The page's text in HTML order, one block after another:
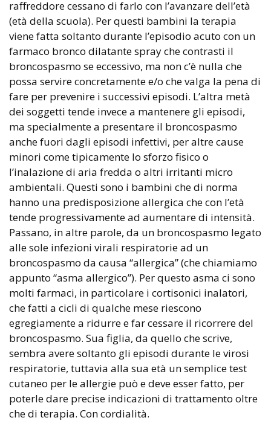
raffreddore cessano di farlo con l’avanzare dell’età
(età della scuola). Per questi bambini la terapia
viene fatta soltanto durante l’episodio acuto con un
farmaco bronco dilatante spray che contrasti il
broncospasmo se eccessivo, ma non c’è nulla che
possa servire concretamente e/o che valga la pena di
fare per prevenire i successivi episodi. L’altra metà
dei soggetti tende invece a mantenere gli episodi,
ma specialmente a presentare il broncospasmo
anche fuori dagli episodi infettivi, per altre cause
minori come tipicamente lo sforzo fisico o
l’inalazione di aria fredda o altri irritanti micro
ambientali. Questi sono i bambini che di norma
hanno una predisposizione allergica che con l’età
tende progressivamente ad aumentare di intensità.
Passano, in altre parole, da un broncospasmo legato
alle sole infezioni virali respiratorie ad un
broncospasmo da causa “allergica” (che chiamiamo
appunto “asma allergico”). Per questo asma ci sono
molti farmaci, in particolare i cortisonici inalatori,
che fatti a cicli di qualche mese riescono
egregiamente a ridurre e far cessare il ricorrere del
broncospasmo. Sua figlia, da quello che scrive,
sembra avere soltanto gli episodi durante le virosi
respiratorie, tuttavia alla sua età un semplice test
cutaneo per le allergie può e deve esser fatto, per
poterle dare precise indicazioni di trattamento oltre
che di terapia. Con cordialità.